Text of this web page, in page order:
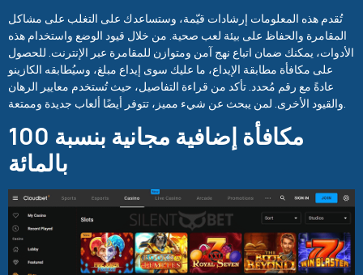
تُقدم هذه المعلومات إرشادات قيّمة، وستساعدك على التغلب على مشاكل
المقامرة والحفاظ على بيئة لعب صحية. من خلال قيود الوضع واستخدام هذه
الأدوات، يمكنك ضمان اتباع نهج آمن ومتوازن للمقامرة عبر الإنترنت. للحصول
على مكافأة مطابقة الإيداع، ما عليك سوى إيداع مبلغ، وسيُطابقه الكازينو
عادةً مع رقم مُحدد. تأكد من قراءة التفاصيل، حيث تُستخدم معايير الرهان
والقيود الأخرى. لمن يبحث عن شيء مميز، تتوفر أيضًا ألعاب جديدة وممتعة.
مكافأة إضافية مجانية بنسبة 100
بالمائة